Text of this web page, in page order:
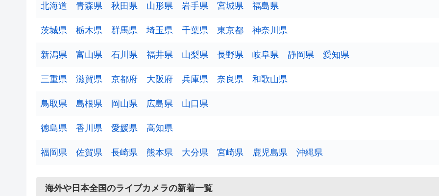
4
2
3
12
19
4
北海道 青森県 秋田県 山形県 岩手県 宮城県 福島県
茨城県 栃木県 群馬県 埼玉県 千葉県 東京都 神奈川県
新潟県 富山県 石川県 福井県 山梨県 長野県 岐阜県 静岡県 愛知県
三重県 滋賀県 京都府 大阪府 兵庫県 奈良県 和歌山県
鳥取県 島根県 岡山県 広島県 山口県
徳島県 香川県 愛媛県 高知県
福岡県 佐賀県 長崎県 熊本県 大分県 宮崎県 鹿児島県 沖縄県
海外や日本全国のライブカメラの新着一覧